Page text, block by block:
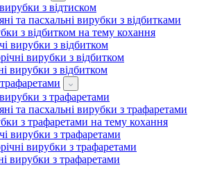
з відтиском
та пасхальні вирубки з відбитками
з відбитком на тему кохання
вирубки з відбитком
вирубки з відбитком
вирубки з відбитком
з трафаретами
та пасхальні вирубки з трафаретами
з трафаретами на тему кохання
вирубки з трафаретами
вирубки з трафаретами
вирубки з трафаретами